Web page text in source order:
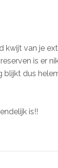
kwijt van je
is er
dus
is!!